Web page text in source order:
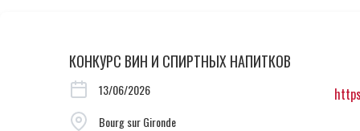
КОНКУРС ВИН И СПИРТНЫХ НАПИТКОВ
13/06/2026
Bourg sur Gironde